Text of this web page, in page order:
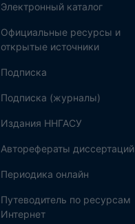
Электронный каталог
Официальные ресурсы и
открытые источники
Подписка
Подписка (журналы)
Издания ННГАСУ
Авторефераты диссертаций
Периодика онлайн
Путеводитель по ресурсам
Интернет